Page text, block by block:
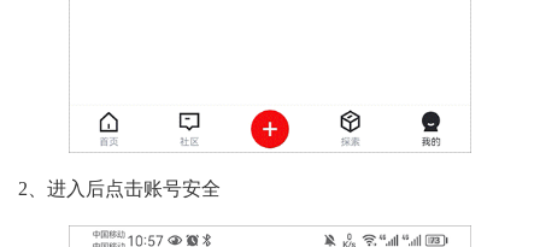
2、进入后点击账号安全